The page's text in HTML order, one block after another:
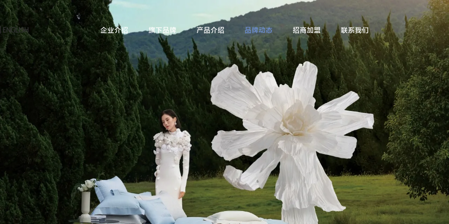
ENGLISH 企业介绍 旗下品牌 产品介绍 品牌动态 招商加盟 联系我们